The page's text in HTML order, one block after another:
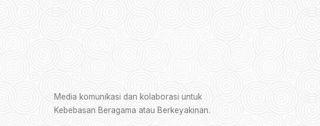
Media komunikasi dan kolaborasi untuk
Kebebasan Beragama atau Berkeyakinan.